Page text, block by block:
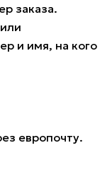
заказа.
и имя, на кого
европочту.